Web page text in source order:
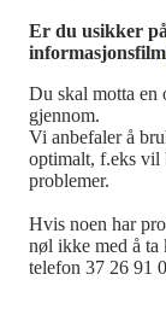
Er du usikker
informasjonsfilm
Du skal motta en
gjennom.
Vi anbefaler å
optimalt, f.eks vil
problemer.
Hvis noen har
nøl ikke med å ta
telefon 37 26 91